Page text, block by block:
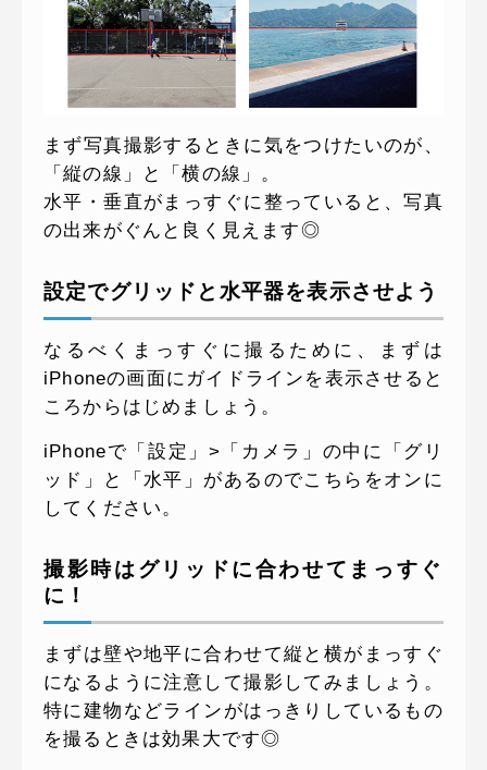
まず写真撮影するときに気をつけたいのが、
「縦の線」と「横の線」。
水平・垂直がまっすぐに整っていると、写真
の出来がぐんと良く見えます◎
設定でグリッドと水平器を表示させよう
なるべくまっすぐに撮るために、まずは
iPhoneの画面にガイドラインを表示させると
ころからはじめましょう。
iPhoneで「設定」>「カメラ」の中に「グリ
ッド」と「水平」があるのでこちらをオンに
してください。
撮影時はグリッドに合わせてまっすぐ
に！
まずは壁や地平に合わせて縦と横がまっすぐ
になるように注意して撮影してみましょう。
特に建物などラインがはっきりしているもの
を撮るときは効果大です◎